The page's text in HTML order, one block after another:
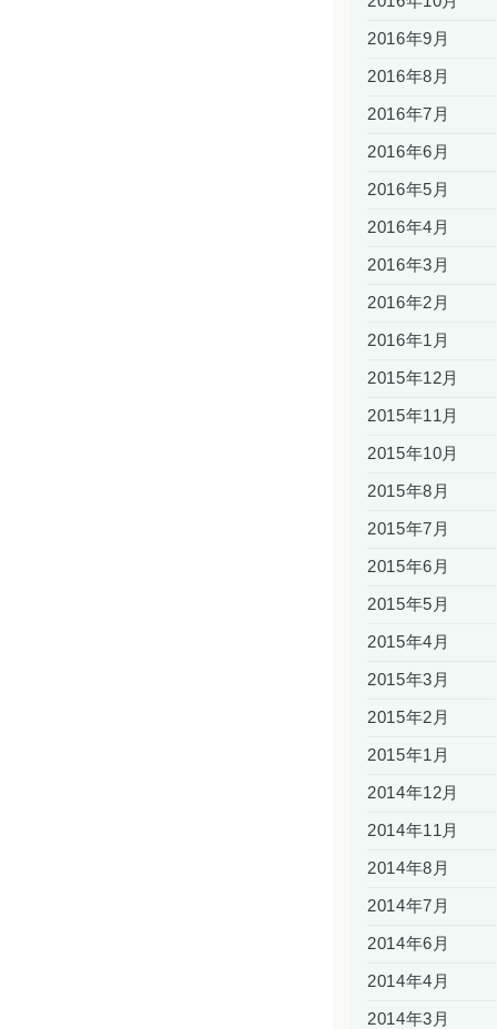
2016年9月
2016年8月
2016年7月
2016年6月
2016年5月
2016年4月
2016年3月
2016年2月
2016年1月
2015年12月
2015年11月
2015年10月
2015年8月
2015年7月
2015年6月
2015年5月
2015年4月
2015年3月
2015年2月
2015年1月
2014年12月
2014年11月
2014年8月
2014年7月
2014年6月
2014年4月
2014年3月